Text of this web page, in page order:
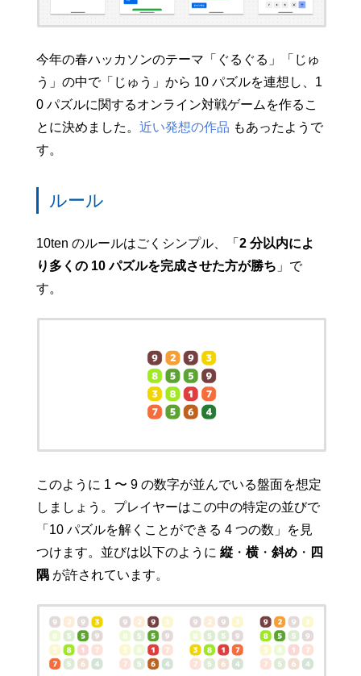
今年の春ハッカソンのテーマ「ぐるぐる」「じゅ
う」の中で「じゅう」から 10 パズルを連想し、1
0 パズルに関するオンライン対戦ゲームを作るこ
とに決めました。 近い発想の作品 もあったようで
す。
ルール
10ten のルールはごくシンプル、「 2 分以内によ
り多くの 10 パズルを完成させた方が勝ち 」で
す。
このように 1 〜 9 の数字が並んでいる盤面を想定
しましょう。プレイヤーはこの中の特定の並びで
「10 パズルを解くことができる 4 つの数」を見
つけます。並びは以下のように 縦・ 横・ 斜め・ 四
隅が許されています。